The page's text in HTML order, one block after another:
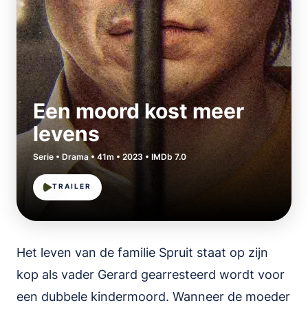
Een moord kost meer
levens
Serie • Drama • 41m • 2023 • IMDb 7.0
TRAILER
Het leven van de familie Spruit staat op zijn
kop als vader Gerard gearresteerd wordt voor
een dubbele kindermoord. Wanneer de moeder